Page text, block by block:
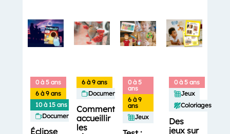
0 à 5 ans
6 à 9 ans
10 à 15 ans
Documentaires
Éclipse
6 à 9 ans
Documentaires
Comment
accueillir
les
0 à 5
ans
6 à 9
ans
Jeux
0 à 5 ans
Jeux
Coloriages
Des
jeux sur